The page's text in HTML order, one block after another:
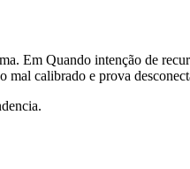
Em Quando intenção de
calibrado e prova